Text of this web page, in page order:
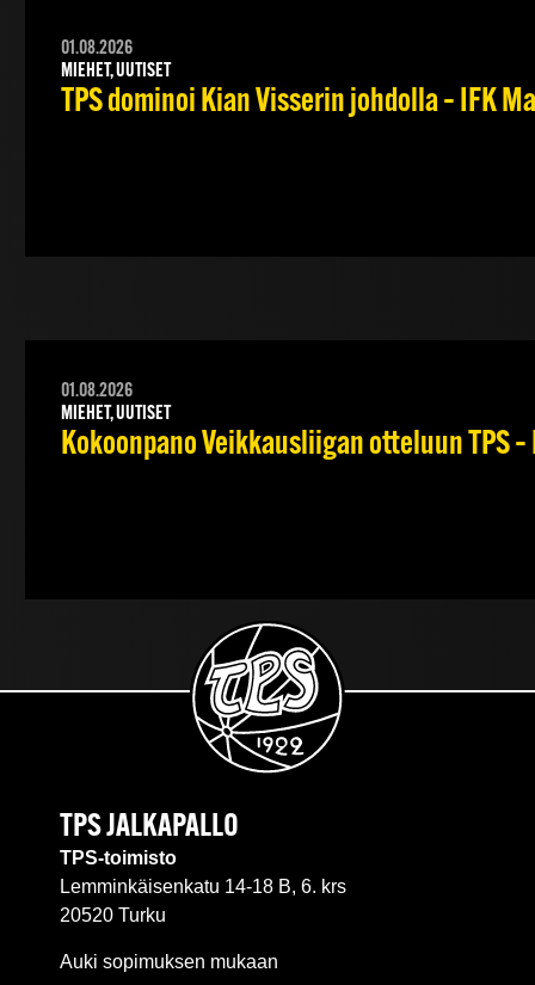
01.08.2026
MIEHET, UUTISET
TPS dominoi Kian Visserin johdolla – IFK
01.08.2026
MIEHET, UUTISET
Kokoonpano Veikkausliigan otteluun TPS
TPS JALKAPALLO
TPS-toimisto
Lemminkäisenkatu 14-18 B, 6. krs
20520 Turku
Auki sopimuksen mukaan